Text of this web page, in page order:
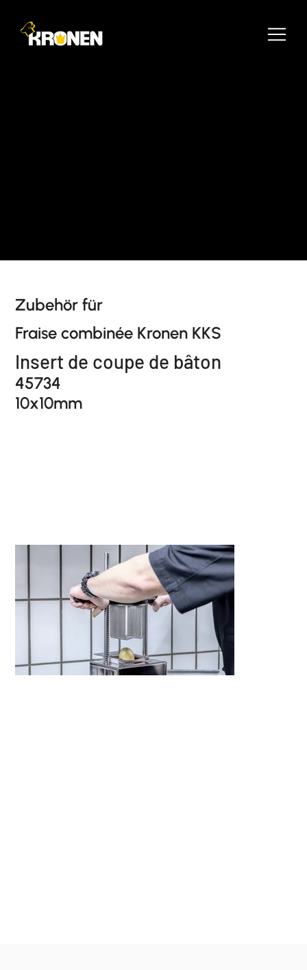
Zubehör für
Fraise combinée Kronen KKS
Insert de coupe de bâton
45734
10x10mm